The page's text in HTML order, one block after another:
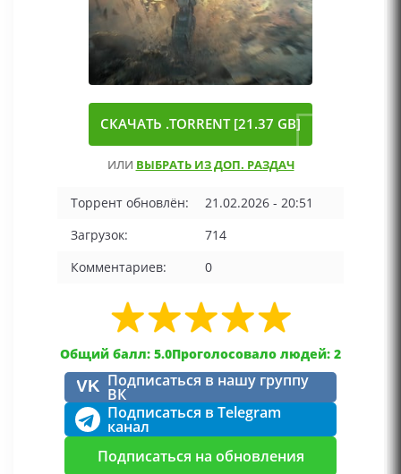
СКАЧАТЬ .TORRENT [21.37 GB]
ИЛИ ВЫБРАТЬ ИЗ ДОП. РАЗДАЧ
Торрент обновлён:
21.02.2026 - 20:51
Загрузок:
714
Комментариев:
0
Общий балл: 5.0Проголосовало людей: 2
VK Подписаться в нашу группу
ВК
Подписаться в Telegram
канал
Подписаться на обновления